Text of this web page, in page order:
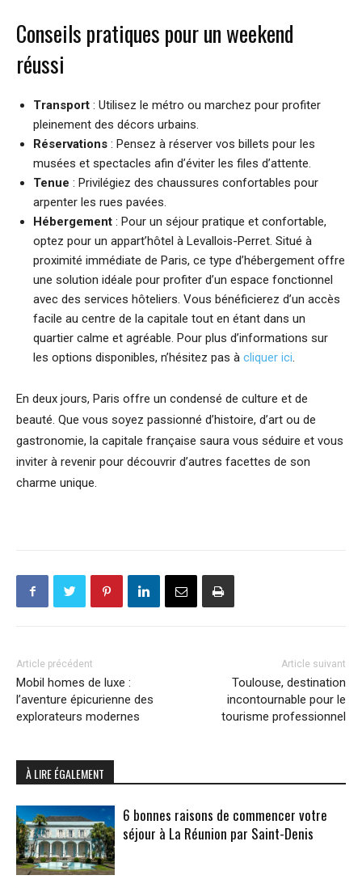
Conseils pratiques pour un weekend
réussi
Transport : Utilisez le métro ou marchez pour profiter
pleinement des décors urbains.
Réservations : Pensez à réserver vos billets pour les
musées et spectacles afin d’éviter les files d’attente.
Tenue : Privilégiez des chaussures confortables pour
arpenter les rues pavées.
Hébergement : Pour un séjour pratique et confortable,
optez pour un appart’hôtel à Levallois-Perret. Situé à
proximité immédiate de Paris, ce type d’hébergement offre
une solution idéale pour profiter d’un espace fonctionnel
avec des services hôteliers. Vous bénéficierez d’un accès
facile au centre de la capitale tout en étant dans un
quartier calme et agréable. Pour plus d’informations sur
les options disponibles, n’hésitez pas à cliquer ici.
En deux jours, Paris offre un condensé de culture et de
beauté. Que vous soyez passionné d’histoire, d’art ou de
gastronomie, la capitale française saura vous séduire et vous
inviter à revenir pour découvrir d’autres facettes de son
charme unique.
Article précédent
Mobil homes de luxe :
l’aventure épicurienne des
explorateurs modernes
Article suivant
Toulouse, destination
incontournable pour le
tourisme professionnel
À LIRE ÉGALEMENT
6 bonnes raisons de commencer votre
séjour à La Réunion par Saint-Denis